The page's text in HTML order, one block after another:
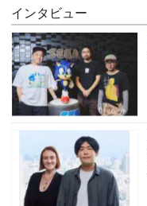
インタビュー